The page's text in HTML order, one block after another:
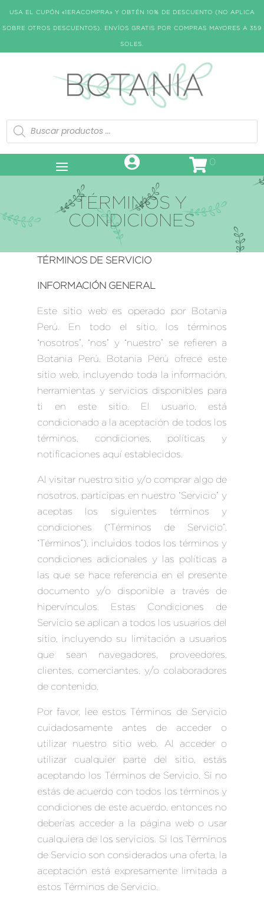
USA EL CUPÓN «1ERACOMPRA» Y OBTÉN 10% DE DESCUENTO (NO APLICA
SOBRE OTROS DESCUENTOS). ENVÍOS GRATIS POR COMPRAS MAYORES A 359
SOLES.
Búsqueda
de
productos
0
TÉRMINOS Y
CONDICIONES
TÉRMINOS DE SERVICIO
INFORMACIÓN GENERAL
Este sitio web es operado por Botania
Perú. En todo el sitio, los términos
“nosotros”, “nos” y “nuestro” se refieren a
Botania Perú. Botania Perú ofrece este
sitio web, incluyendo toda la información,
herramientas y servicios disponibles para
ti en este sitio. El usuario, está
condicionado a la aceptación de todos los
términos, condiciones, políticas y
notificaciones aquí establecidos.
Al visitar nuestro sitio y/o comprar algo de
nosotros, participas en nuestro “Servicio” y
aceptas los siguientes términos y
condiciones (“Términos de Servicio”,
“Términos”), incluidos todos los términos y
condiciones adicionales y las políticas a
las que se hace referencia en el presente
documento y/o disponible a través de
hipervínculos. Estas Condiciones de
Servicio se aplican a todos los usuarios del
sitio, incluyendo su limitación a usuarios
que sean navegadores, proveedores,
clientes, comerciantes, y/o colaboradores
de contenido.
Por favor, lee estos Términos de Servicio
cuidadosamente antes de acceder o
utilizar nuestro sitio web. Al acceder o
utilizar cualquier parte del sitio, estás
aceptando los Términos de Servicio. Si no
estás de acuerdo con todos los términos y
condiciones de este acuerdo, entonces no
deberías acceder a la página web o usar
cualquiera de los servicios. Si los Términos
de Servicio son considerados una oferta, la
aceptación está expresamente limitada a
estos Términos de Servicio.